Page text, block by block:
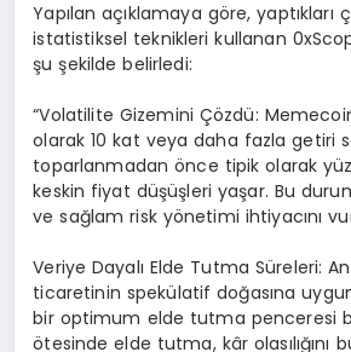
Yapılan açıklamaya göre, yaptıkları
istatistiksel teknikleri kullanan
şu şekilde belirledi:
“Volatilite Gizemini Çözdü:
olarak 10 kat veya daha fazla getiri
toparlanmadan önce tipik olarak
keskin fiyat düşüşleri yaşar. Bu
ve sağlam risk yönetimi ihtiyacını
Veriye Dayalı Elde Tutma Süreleri:
ticaretinin spekülatif doğasına
bir optimum elde tutma penceresi
ötesinde elde tutma, kâr olasılığını